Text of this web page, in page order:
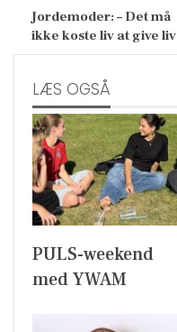
Jordemoder: – Det må
ikke koste liv at give liv
LÆS OGSÅ
PULS-weekend
med YWAM